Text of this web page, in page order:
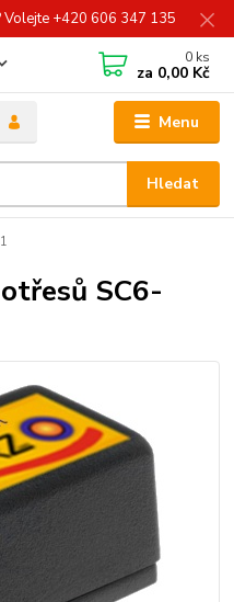
Volejte +420 606 347 135
Menu
Hledat
0 ks
za 0,00 Kč
SC6-